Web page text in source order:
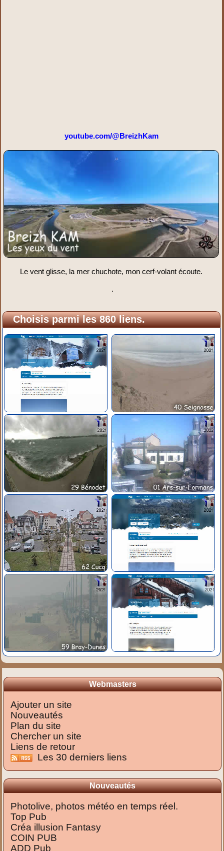
youtube.com/@BreizhKam
Le vent glisse, la mer chuchote, mon cerf-volant écoute.
.
Choisis parmi les 860 liens.
Webmasters
Ajouter un site
Nouveautés
Plan du site
Chercher un site
Liens de retour
Les 30 derniers liens
Nouveautés
Photolive, photos météo en temps réel.
Top Pub
Créa illusion Fantasy
COIN PUB
ADD Pub